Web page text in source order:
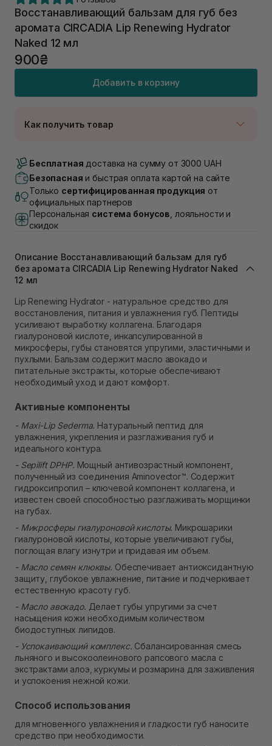
Восстанавливающий бальзам для губ без
аромата CIRCADIA Lip Renewing Hydrator
Naked 12 мл
900₴
Добавить в корзину
Как получить товар
Нет в наличии!
Самовывоз г. Луцк, Винниченка 4
Самовывоз г. Львов, ул. Академика Подстригача,
1В (Duck's Lake)
Нет в наличии!
Самовывоз Львов (Ивана Франко 36)
Самовывоз г. Львов ул. Степана Бандеры 43
В наличии
Самовывоз г. Ровно, ул. Кулика и Гудачека 23 (ТЦ
Экватор)
Нет в наличии!
Бесплатная доставка на сумму от 3000 UAH
Безопасная и быстрая оплата картой на сайте
Только сертифицированная продукция от
официальных партнеров
Персональная система бонусов , лояльности и
скидок
Описание Восстанавливающий бальзам для губ
без аромата CIRCADIA Lip Renewing Hydrator Naked
12 мл
Lip Renewing Hydrator - натуральное средство для
восстановления, питания и увлажнения губ. Пептиды
усиливают выработку коллагена. Благодаря
гиалуроновой кислоте, инкапсулированной в
микросферы, губы становятся упругими, эластичными и
пухлыми. Бальзам содержит масло авокадо и
питательные экстракты, которые обеспечивают
необходимый уход и дают комфорт.
Активные компоненты
- Maxi-Lip Sederma. Натуральный пептид для
увлажнения, укрепления и разглаживания губ и
идеального контура.
- Sepilift DPHP. Мощный антивозрастный компонент,
полученный из соединения Aminovector™. Содержит
гидроксипропил – ключевой компонент коллагена, и
известен своей способностью разглаживать морщинки
на губах.
- Микросферы гиалуроновой кислоты. Микрошарики
гиалуроновой кислоты, которые увеличивают губы,
поглощая влагу изнутри и придавая им объем.
- Масло семян клюквы. Обеспечивает антиоксидантную
защиту, глубокое увлажнение, питание и подчеркивает
естественную красоту губ.
- Масло авокадо. Делает губы упругими за счет
насыщения кожи необходимым количеством
биодоступных липидов.
- Успокаивающий комплекс. Сбалансированная смесь
льняного и высокоолеинового рапсового масла с
экстрактами алоэ, куркумы и розмарина для заживления
и успокоения нежной кожи.
Способ использования
для мгновенного увлажнения и гладкости губ наносите
средство при необходимости.